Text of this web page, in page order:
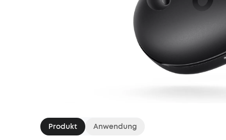
Produkt Anwendung